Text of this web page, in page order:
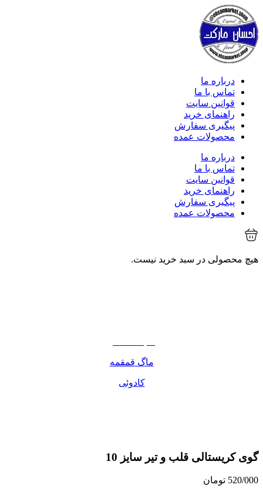
درباره ما
تماس با ما
قوانین سایت
راهنمای خرید
پیگیری سفارش
محصولات عمده
درباره ما
تماس با ما
قوانین سایت
راهنمای خرید
پیگیری سفارش
محصولات عمده
هیچ محصولی در سبد خرید نیست.
ماگ قمقمه
کادوئی
گوی کریستالی قلب و تیر سایز 10
520/000 تومان